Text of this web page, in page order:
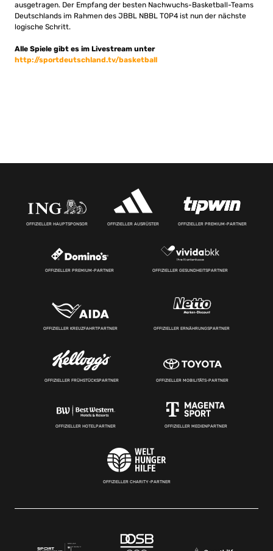
ausgetragen. Der Empfang der besten Nachwuchs-Basketball-Teams
Deutschlands im Rahmen des JBBL NBBL TOP4 ist nun der nächste
logische Schritt.
Alle Spiele gibt es im Livestream unter
http://sportdeutschland.tv/basketball
OFFIZIELLER HAUPTSPONSOR OFFIZIELLER AUSRÜSTER OFFIZIELLER PREMIUM-PARTNER
OFFIZIELLER PREMIUM-PARTNER OFFIZIELLER GESUNDHEITSPARTNER
OFFIZIELLER KREUZFAHRTPARTNER OFFIZIELLER ERNÄHRUNGSPARTNER
OFFIZIELLER FRÜHSTÜCKSPARTNER OFFIZIELLER MOBILITÄTS-PARTNER
OFFIZIELLER HOTELPARTNER OFFIZIELLER MEDIENPARTNER
OFFIZIELLER CHARITY-PARTNER